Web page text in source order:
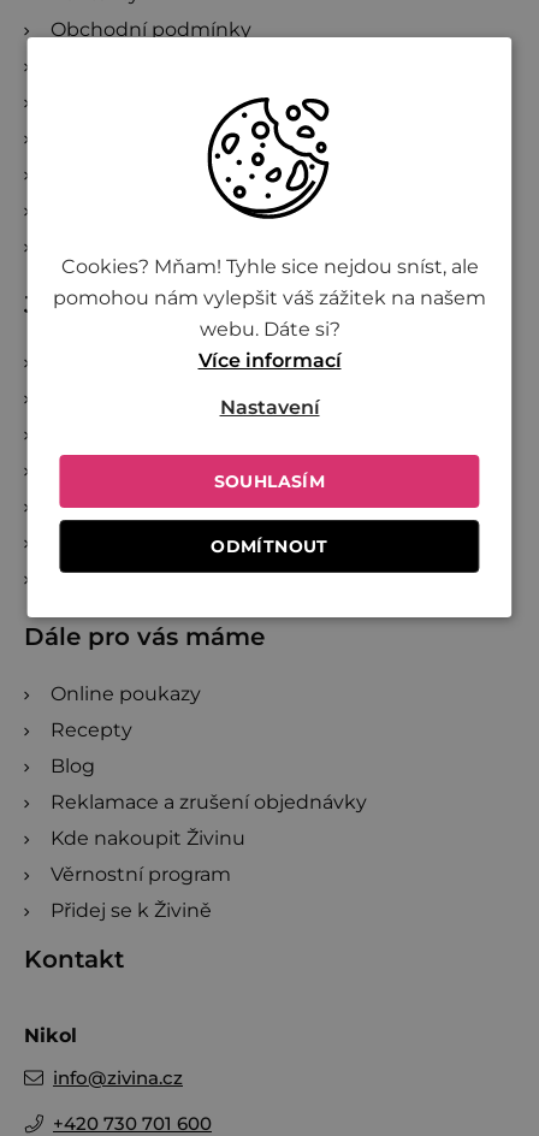
Obchodní podmínky
Kde nakoupit Živinu
Doprava a platba
Reklamace a zrušení objednávky
Jsme Živina
Společně proti plýtvání
Velkoobchod
Věrnostní program
Dále pro vás máme
Online poukazy
Recepty
Blog
Reklamace a zrušení objednávky
Kde nakoupit Živinu
Věrnostní program
Přidej se k Živině
Kontakt
Nikol
info@zivina.cz
+420 730 701 600
Cookies? Mňam! Tyhle sice nejdou sníst, ale
pomohou nám vylepšit váš zážitek na našem
webu. Dáte si?
Více informací
SOUHLASÍM
ODMÍTNOUT
Nastavení